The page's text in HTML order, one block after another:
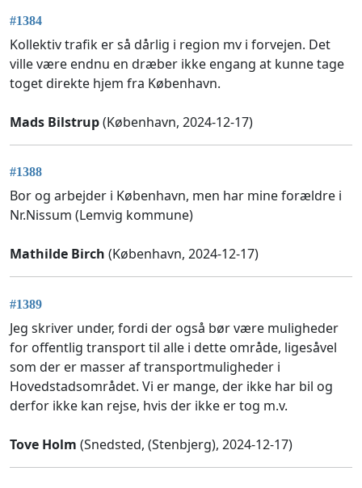
#1384
Kollektiv trafik er så dårlig i region mv i forvejen. Det
ville være endnu en dræber ikke engang at kunne tage
toget direkte hjem fra København.
Mads Bilstrup(København, 2024-12-17)
#1388
Bor og arbejder i København, men har mine forældre i
Nr.Nissum (Lemvig kommune)
Mathilde Birch (København, 2024-12-17)
#1389
Jeg skriver under, fordi der også bør være muligheder
for offentlig transport til alle i dette område, ligesåvel
som der er masser af transportmuligheder i
Hovedstadsområdet. Vi er mange, der ikke har bil og
derfor ikke kan rejse, hvis der ikke er tog m.v.
Tove Holm (Snedsted, (Stenbjerg), 2024-12-17)